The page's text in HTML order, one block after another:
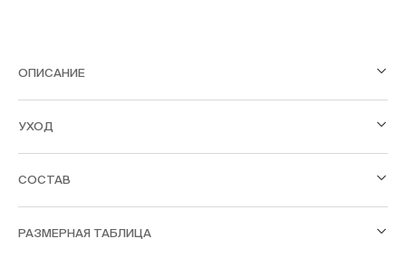
ОПИСАНИЕ
УХОД
СОСТАВ
РАЗМЕРНАЯ ТАБЛИЦА